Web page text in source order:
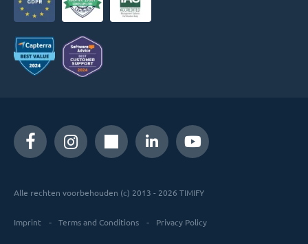
Alle rechten voorbehouden (c) 2013 - 2026 TIMIFY
Imprint Terms and Conditions Privacy Policy